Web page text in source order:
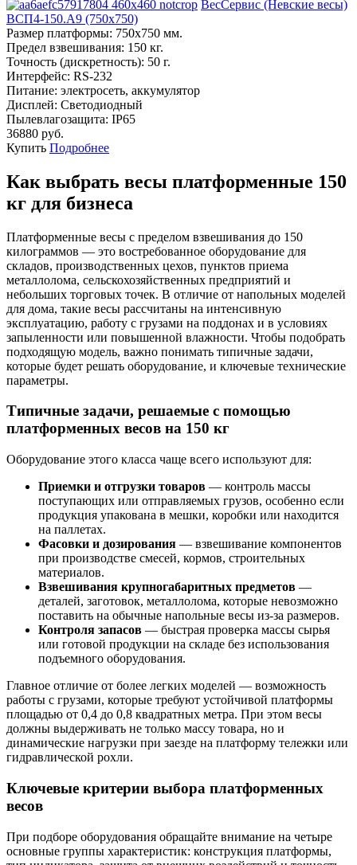
ВесСервис (Невские весы)
ВСП4-150.А9 (750х750)
Размер платформы: 750х750 мм.
Предел взвешивания: 150 кг.
Точность (дискретность): 50 г.
Интерфейс: RS-232
Питание: электросеть, аккумулятор
Дисплей: Светодиодный
Пылевлагозащита: IP65
36880 руб.
Купить Подробнее
Как выбрать весы платформенные 150
кг для бизнеса
Платформенные весы с пределом взвешивания до 150
килограммов — это востребованное оборудование для
складов, производственных цехов, пунктов приема
металлолома, сельскохозяйственных предприятий и
небольших торговых точек. В отличие от напольных моделей
для дома, такие весы рассчитаны на интенсивную
эксплуатацию, работу с грузами на поддонах и в условиях
запыленности или повышенной влажности. Чтобы подобрать
подходящую модель, важно понимать типичные задачи,
которые будет решать оборудование, и ключевые технические
параметры.
Типичные задачи, решаемые с помощью
платформенных весов на 150 кг
Оборудование этого класса чаще всего используют для:
Приемки и отгрузки товаров — контроль массы
поступающих или отправляемых грузов, особенно если
продукция упакована в мешки, коробки или находится
на паллетах.
Фасовки и дозирования — взвешивание компонентов
при производстве смесей, кормов, строительных
материалов.
Взвешивания крупногабаритных предметов —
деталей, заготовок, металлолома, которые невозможно
поставить на обычные напольные весы из-за размеров.
Контроля запасов — быстрая проверка массы сырья
или готовой продукции на складе без использования
подъемного оборудования.
Главное отличие от более легких моделей — возможность
работы с грузами, которые требуют устойчивой платформы
площадью от 0,4 до 0,8 квадратных метра. При этом весы
должны выдерживать не только массу товара, но и
динамические нагрузки при заезде на платформу тележки или
гидравлической рохли.
Ключевые критерии выбора платформенных
весов
При подборе оборудования обращайте внимание на четыре
основные группы характеристик: конструкция платформы,